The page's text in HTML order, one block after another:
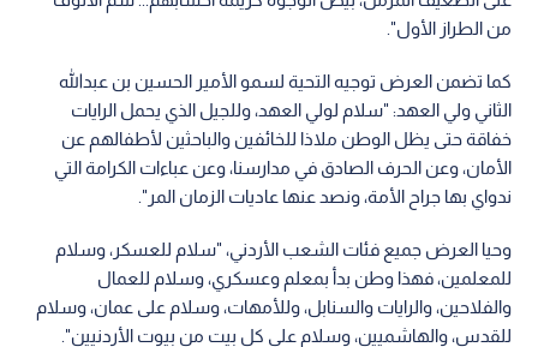
من الطراز الأول".
كما تضمن العرض توجيه التحية لسمو الأمير الحسين بن عبدالله
الثاني ولي العهد: "سلام لولي العهد، وللجيل الذي يحمل الرايات
خفاقة حتى يظل الوطن ملاذا للخائفين والباحثين لأطفالهم عن
الأمان، وعن الحرف الصادق في مدارسنا، وعن عباءات الكرامة التي
ندواي بها جراح الأمة، ونصد عنها عاديات الزمان المر".
وحيا العرض جميع فئات الشعب الأردني، "سلام للعسكر، وسلام
للمعلمين، فهذا وطن بدأ بمعلم وعسكري، وسلام للعمال
والفلاحين، والرايات والسنابل، وللأمهات، وسلام على عمان، وسلام
للقدس، والهاشميين، وسلام على كل بيت من بيوت الأردنيين".